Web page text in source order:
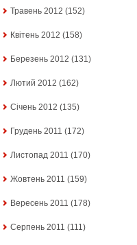
Травень 2012 (152)
Квітень 2012 (158)
Березень 2012 (131)
Лютий 2012 (162)
Січень 2012 (135)
Грудень 2011 (172)
Листопад 2011 (170)
Жовтень 2011 (159)
Вересень 2011 (178)
Серпень 2011 (111)